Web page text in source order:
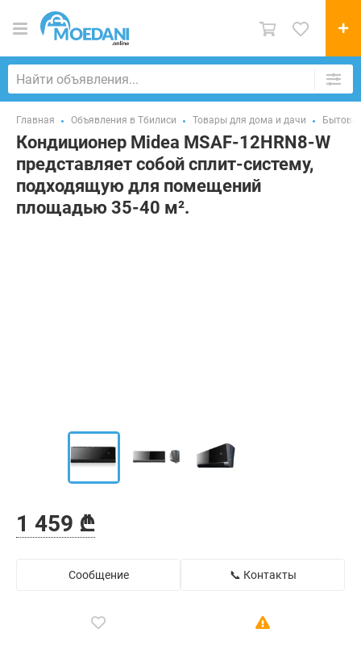
Главная Объявления в Тбилиси Товары для дома и дачи
Кондиционер Midea MSAF-12HRN8-W
представляет собой сплит-систему,
подходящую для помещений
площадью 35-40 м².
1 459 ₾
Сообщение 📞 Контакты